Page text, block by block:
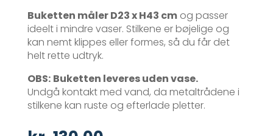
Buketten måler D23 x H43 cmog passer
ideelt i mindre vaser. Stilkene er bøjelige og
kan nemt klippes eller formes, så du får det
helt rette udtryk.
OBS: Buketten leveres uden vase.
Undgå kontakt med vand, da metaltrådene i
stilkene kan ruste og efterlade pletter.